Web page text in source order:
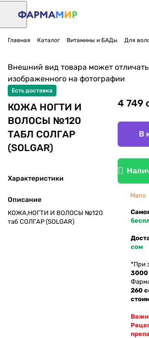
Главная Каталог Витамины и БАДы Для
Внешний вид товара может
изображенного на фотографии
Есть доставка
КОЖА НОГТИ И
ВОЛОСЫ №120
ТАБЛ СОЛГАР
(SOLGAR)
Характеристики
Описание
КОЖА,НОГТИ И ВОЛОСЫ №120
таб СОЛГАР (SOLGAR)
4 749
В
Мало
сом
*При
3000
260